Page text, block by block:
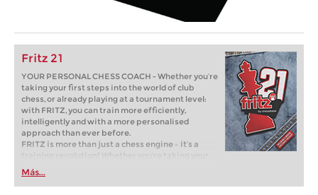
Fritz 21
YOUR PERSONAL CHESS COACH - Whether you’re
taking your first steps into the world of club
chess, or already playing at a tournament level:
with FRITZ, you can train more efficiently,
intelligently and with a more personalised
approach than ever before.
FRITZ is more than just a chess engine – it’s a
training revolution! Whether you’re taking your
first steps into the world of club chess, or already
playing at a tournament level: with FRITZ, you can
train more efficiently, intelligently and with a
Más...